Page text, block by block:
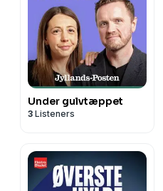
Under gulvtæppet
3 Listeners